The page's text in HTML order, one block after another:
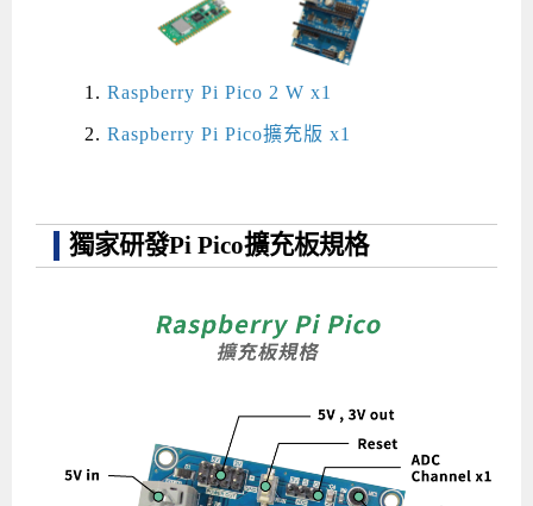
Raspberry Pi Pico 2 W x1
Raspberry Pi Pico擴充版 x1
獨家研發Pi Pico擴充板規格